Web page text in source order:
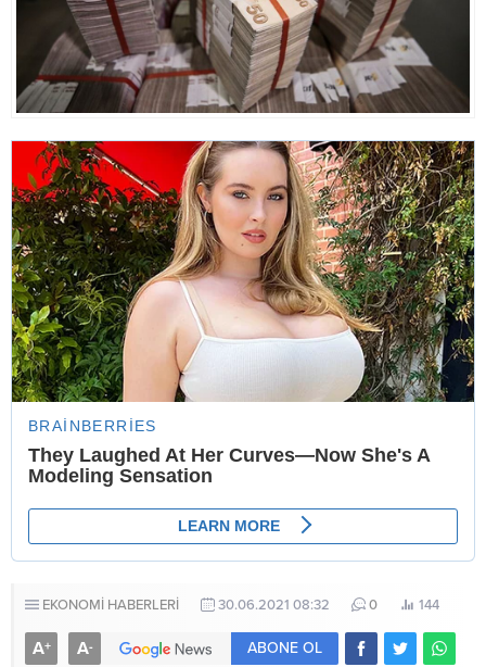
EKONOMİ HABERLERİ 30.06.2021 08:32 0 144
A+ A- ABONE OL